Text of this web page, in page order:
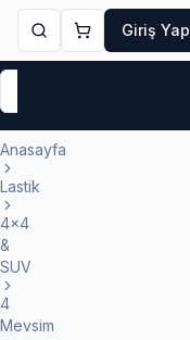
Giriş Yap
Anasayfa
Lastik
4x4
&
SUV
4
Mevsim